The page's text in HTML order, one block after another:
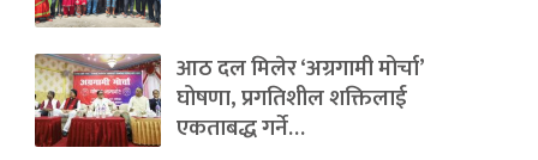
आठ दल मिलेर ‘अग्रगामी मोर्चा’
घोषणा, प्रगतिशील शक्तिलाई
एकताबद्ध गर्ने…